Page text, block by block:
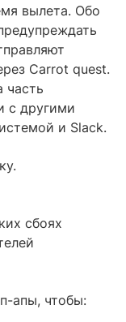
вылета. Обо
Carrot quest.
часть
с другими
и Slack.
сбоях
апы, чтобы: